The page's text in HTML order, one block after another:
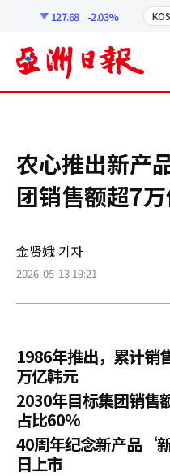
127.68 -2.03%
农心推出新产
团销售额超7
金贤娥 기자
2026-05-13 19:21
1986年推出，累计销
万亿韩元
2030年目标集团销售
占比60%
40周年纪念新产品‘
日上市